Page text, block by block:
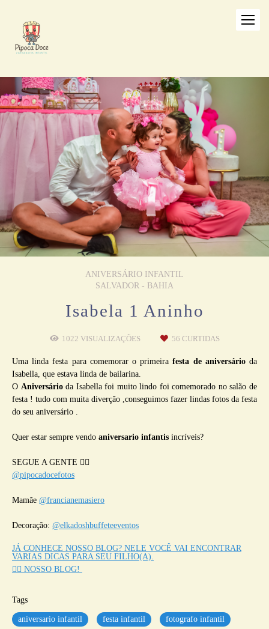
ANIVERSÁRIO INFANTIL
SALVADOR - BAHIA
Isabela 1 Aninho
1022 VISUALIZAÇÕES 56 CURTIDAS
Uma linda festa para comemorar o primeirafesta de aniversárioda
Isabella, que estava linda de bailarina.
O Aniversárioda Isabella foi muito lindo foi comemorado no salão de
festa ! tudo com muita diverção ,conseguimos fazer lindas fotos da festa
do seu aniversário .
Quer estar sempre vendo aniversario infantis incríveis?
SEGUE A GENTE 👇🏼
@pipocadocefotos
Mamãe @francianemasiero
Decoração: @elkadoshbuffeteeventos
JÁ CONHECE NOSSO BLOG? NELE VOCÊ VAI ENCONTRAR
VARIAS DICAS PARA SEU FILHO(A).
👉🏼 NOSSO BLOG!
Tags
aniversario infantil festa infantil fotografo infantil